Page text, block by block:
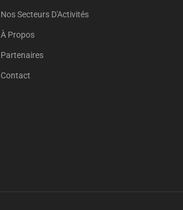
Nos Secteurs D'Activités
À Propos
Partenaires
Contact